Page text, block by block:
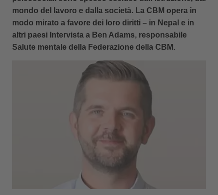
mondo del lavoro e dalla società. La CBM opera in
modo mirato a favore dei loro diritti – in Nepal e in
altri paesi Intervista a Ben Adams, responsabile
Salute mentale della Federazione della CBM.